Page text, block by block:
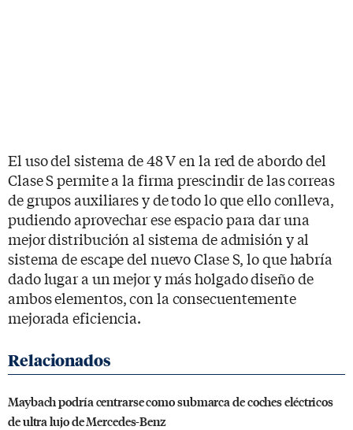
El uso del sistema de 48 V en la red de abordo del
Clase S permite a la firma prescindir de las correas
de grupos auxiliares y de todo lo que ello conlleva,
pudiendo aprovechar ese espacio para dar una
mejor distribución al sistema de admisión y al
sistema de escape del nuevo Clase S, lo que habría
dado lugar a un mejor y más holgado diseño de
ambos elementos, con la consecuentemente
mejorada eficiencia.
Maybach podría centrarse como submarca de coches eléctricos
de ultra lujo de Mercedes-Benz